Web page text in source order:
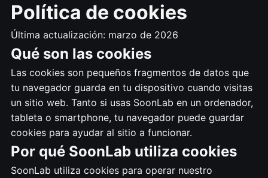
Política de cookies
Última actualización: marzo de 2026
Qué son las cookies
Las cookies son pequeños fragmentos de datos que
tu navegador guarda en tu dispositivo cuando visitas
un sitio web. Tanto si usas SoonLab en un ordenador,
tableta o smartphone, tu navegador puede guardar
cookies para ayudar al sitio a funcionar.
Por qué SoonLab utiliza cookies
SoonLab utiliza cookies para operar nuestro